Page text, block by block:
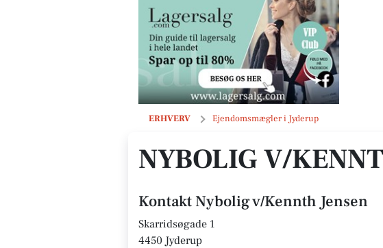
ERHVERV Ejendomsmægler i Jyderup
Nybolig v/Kennth Jensen
NYBOLIG V/
Kontakt Nybolig v/Kennth Jensen
Skarridsøgade 1
4450 Jyderup